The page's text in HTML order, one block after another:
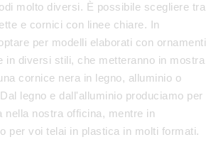
molto diversi. È possibile scegliere tra
e cornici con linee chiare. In
per modelli elaborati con ornamenti
in diversi stili, che metteranno in mostra
cornice nera in legno, alluminio o
legno e dall'alluminio produciamo per
nella nostra officina, mentre in
per voi telai in plastica in molti formati.